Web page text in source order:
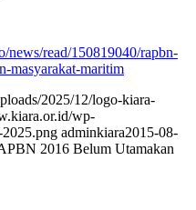
news/read/150819040/rapbn-
masyarakat-maritim
2025/12/logo-kiara-
wp-
adminkiara2015-08-
2016 Belum Utamakan